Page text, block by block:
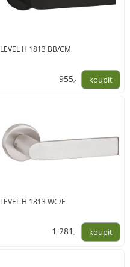
LEVEL H 1813 BB/CM
955,-
LEVEL H 1813 WC/E
1 281 ,-